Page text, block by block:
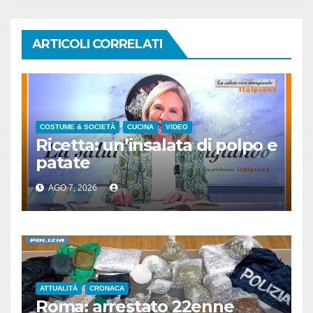
ARTICOLI CORRELATI
COSTUME & SOCIETÀ CUCINA VIDEO
Ricetta: un’insalata di polpo e
patate
AGO 7, 2026
ATTUALITÀ CRONACA
Roma: arrestato 22enne